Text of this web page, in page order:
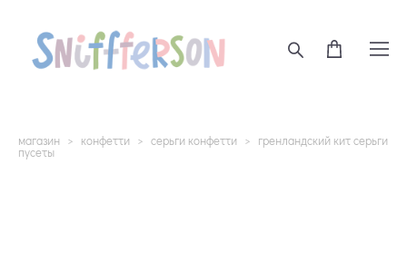
магазин > конфетти > серьги конфетти > гренландский кит серьги
пусеты